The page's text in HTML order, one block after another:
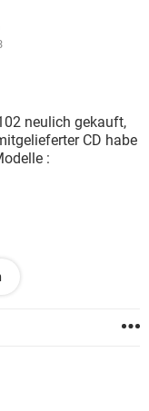
neulich gekauft,
CD habe
:
auswählen ?